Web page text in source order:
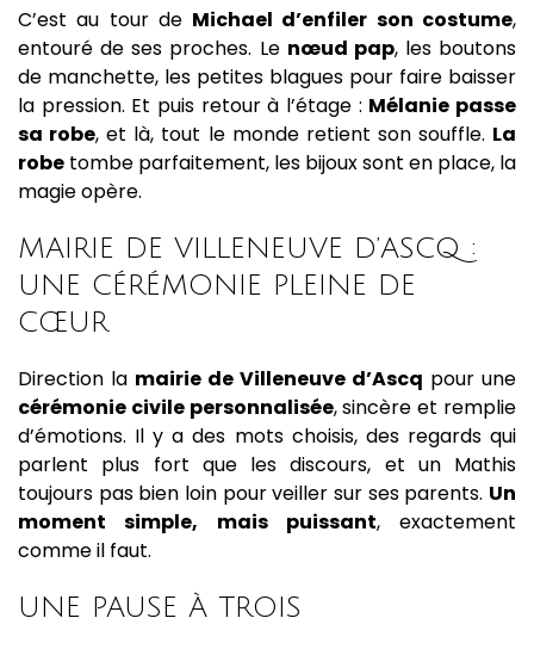
C’est au tour de Michael d’enfiler son costume,
entouré de ses proches. Le nœud pap, les boutons
de manchette, les petites blagues pour faire baisser
la pression. Et puis retour à l’étage : Mélanie passe
sa robe, et là, tout le monde retient son souffle. La
robe tombe parfaitement, les bijoux sont en place, la
magie opère.
MAIRIE DE VILLENEUVE D’ASCQ :
UNE CÉRÉMONIE PLEINE DE
CŒUR
Direction la mairie de Villeneuve d’Ascq pour une
cérémonie civile personnalisée, sincère et remplie
d’émotions. Il y a des mots choisis, des regards qui
parlent plus fort que les discours, et un Mathis
toujours pas bien loin pour veiller sur ses parents. Un
moment simple, mais puissant, exactement
comme il faut.
UNE PAUSE À TROIS